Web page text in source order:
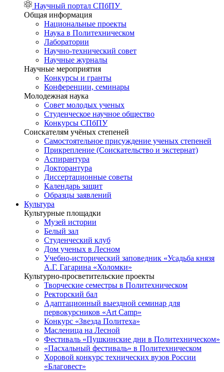
Научный портал СПбПУ
Общая информация
Национальные проекты
Наука в Политехническом
Лаборатории
Научно-технический совет
Научные журналы
Научные мероприятия
Конкурсы и гранты
Конференции, семинары
Молодежная наука
Совет молодых ученых
Студенческое научное общество
Конкурсы СПбПУ
Соискателям учёных степеней
Самостоятельное присуждение ученых степеней
Прикрепление (Соискательство и экстернат)
Аспирантура
Докторантура
Диссертационные советы
Календарь защит
Образцы заявлений
Культура
Культурные площадки
Музей истории
Белый зал
Студенческий клуб
Дом ученых в Лесном
Учебно-исторический заповедник «Усадьба князя
А.Г. Гагарина «Холомки»
Культурно-просветительские проекты
Творческие семестры в Политехническом
Ректорский бал
Адаптационный выездной семинар для
первокурсников «Art Camp»
Конкурс «Звезда Политеха»
Масленица на Лесной
Фестиваль «Пушкинские дни в Политехническом»
«Пасхальный фестиваль» в Политехническом
Хоровой конкурс технических вузов России
«Благовест»